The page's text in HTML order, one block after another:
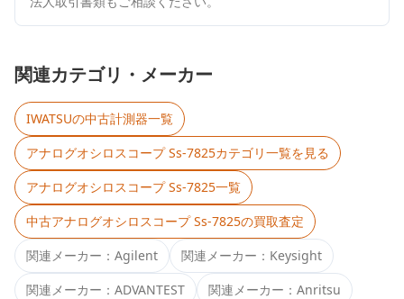
関連カテゴリ・メーカー
IWATSUの中古計測器一覧
アナログオシロスコープ Ss-7825カテゴリ一覧を見る
アナログオシロスコープ Ss-7825一覧
中古アナログオシロスコープ Ss-7825の買取査定
関連メーカー： Agilent 関連メーカー： Keysight
関連メーカー： ADVANTEST 関連メーカー： Anritsu